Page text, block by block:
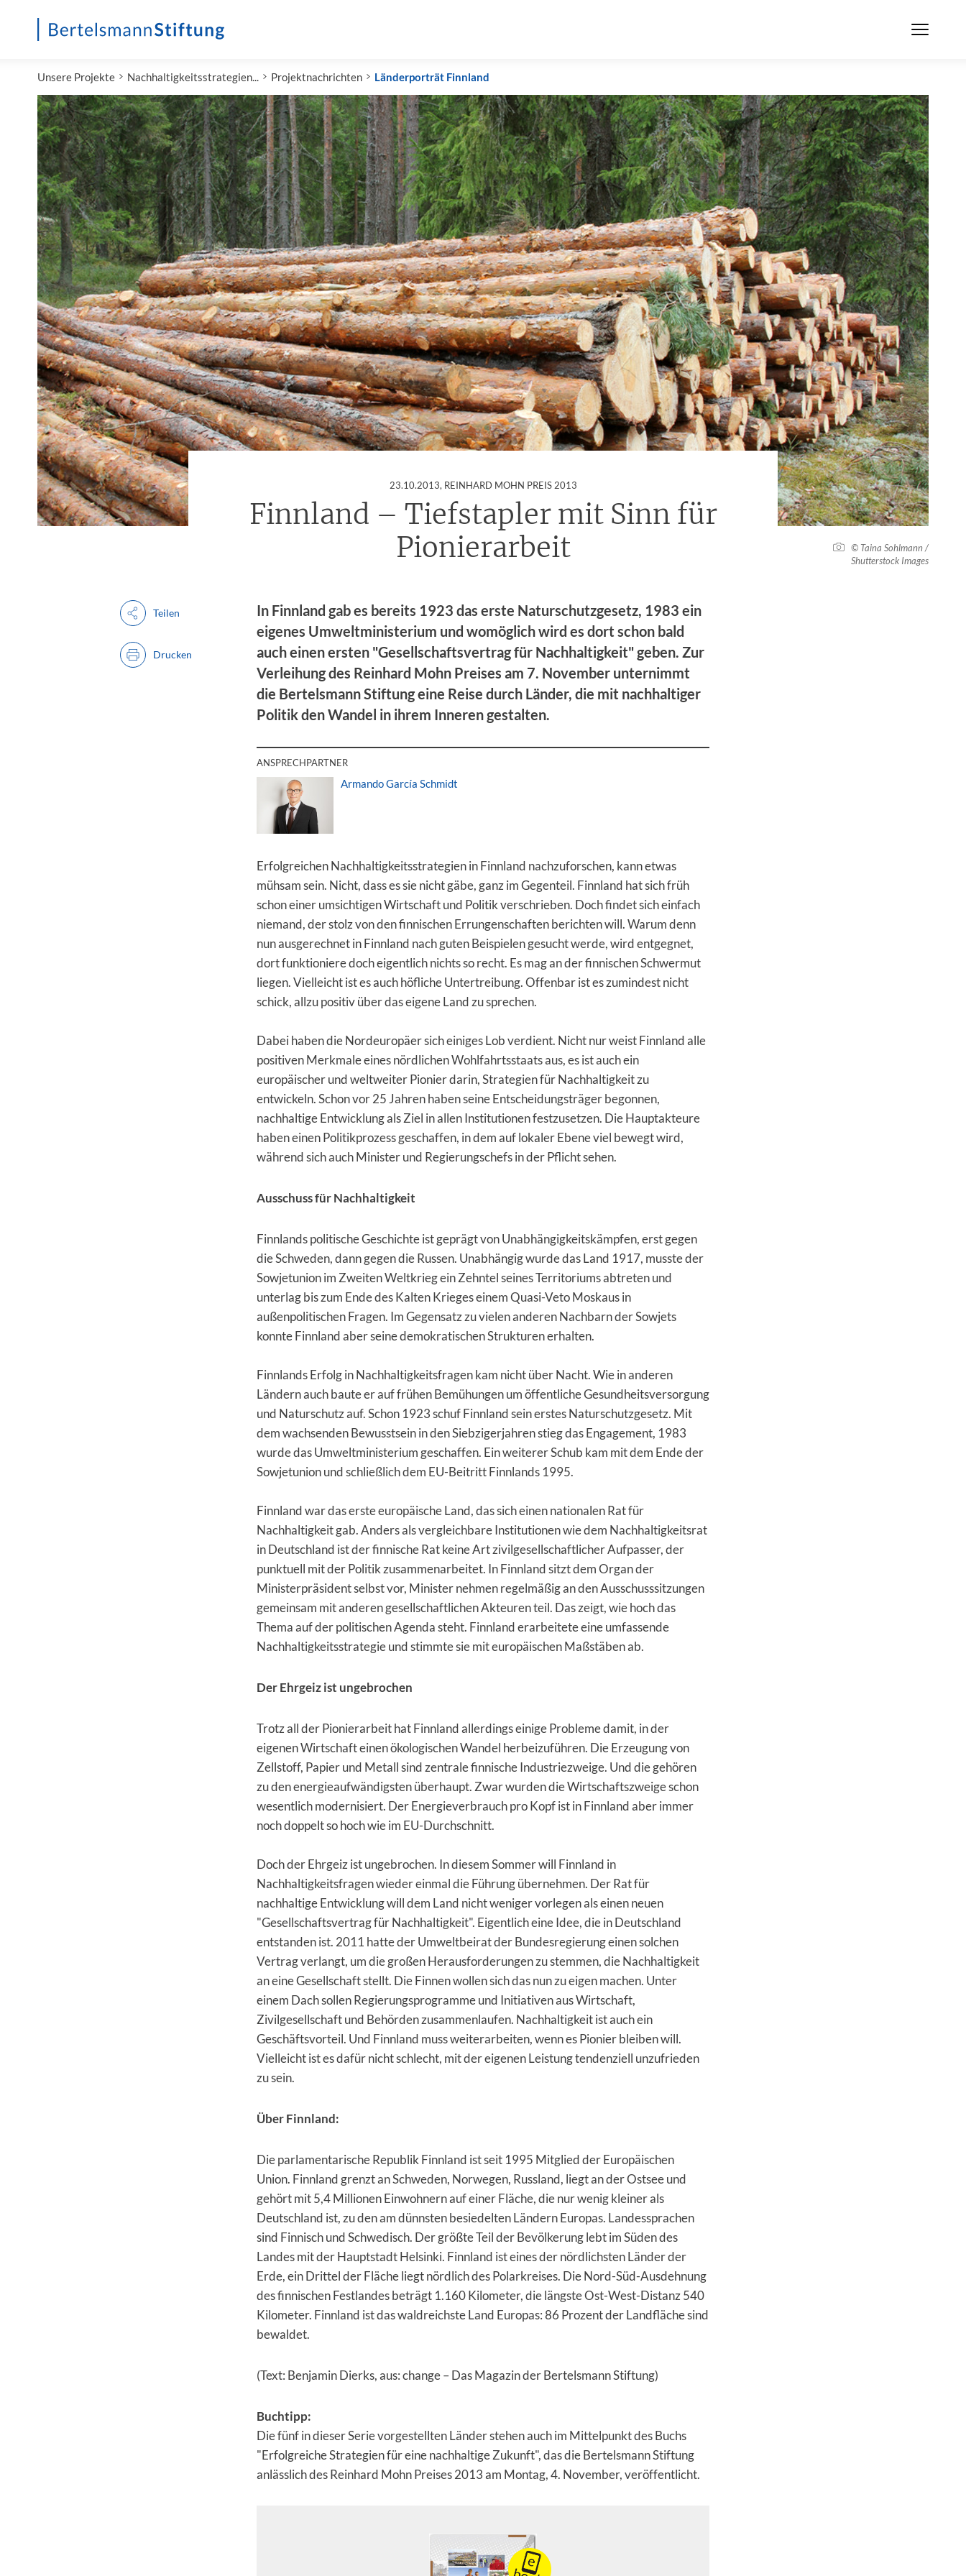
Unsere Projekte Nachhaltigkeitsstrategien... Projektnachrichten Länderporträt Finnland
© Taina Sohlmann /
Shutterstock Images
23.10.2013, REINHARD MOHN PREIS 2013:
Finnland – Tiefstapler mit Sinn für
Pionierarbeit
In Finnland gab es bereits 1923 das erste Naturschutzgesetz, 1983 ein
eigenes Umweltministerium und womöglich wird es dort schon bald
auch einen ersten "Gesellschaftsvertrag für Nachhaltigkeit" geben. Zur
Verleihung des Reinhard Mohn Preises am 7. November unternimmt
die Bertelsmann Stiftung eine Reise durch Länder, die mit nachhaltiger
Politik den Wandel in ihrem Inneren gestalten.
Teilen
Drucken
ANSPRECHPARTNER
Armando García Schmidt
Erfolgreichen Nachhaltigkeitsstrategien in Finnland nachzuforschen, kann etwas
mühsam sein. Nicht, dass es sie nicht gäbe, ganz im Gegenteil. Finnland hat sich früh
schon einer umsichtigen Wirtschaft und Politik verschrieben. Doch findet sich einfach
niemand, der stolz von den finnischen Errungenschaften berichten will. Warum denn
nun ausgerechnet in Finnland nach guten Beispielen gesucht werde, wird entgegnet,
dort funktioniere doch eigentlich nichts so recht. Es mag an der finnischen Schwermut
liegen. Vielleicht ist es auch höfliche Untertreibung. Offenbar ist es zumindest nicht
schick, allzu positiv über das eigene Land zu sprechen.
Dabei haben die Nordeuropäer sich einiges Lob verdient. Nicht nur weist Finnland alle
positiven Merkmale eines nördlichen Wohlfahrtsstaats aus, es ist auch ein
europäischer und weltweiter Pionier darin, Strategien für Nachhaltigkeit zu
entwickeln. Schon vor 25 Jahren haben seine Entscheidungsträger begonnen,
nachhaltige Entwicklung als Ziel in allen Institutionen festzusetzen. Die Hauptakteure
haben einen Politikprozess geschaffen, in dem auf lokaler Ebene viel bewegt wird,
während sich auch Minister und Regierungschefs in der Pflicht sehen.
Ausschuss für Nachhaltigkeit
Finnlands politische Geschichte ist geprägt von Unabhängigkeitskämpfen, erst gegen
die Schweden, dann gegen die Russen. Unabhängig wurde das Land 1917, musste der
Sowjetunion im Zweiten Weltkrieg ein Zehntel seines Territoriums abtreten und
unterlag bis zum Ende des Kalten Krieges einem Quasi-Veto Moskaus in
außenpolitischen Fragen. Im Gegensatz zu vielen anderen Nachbarn der Sowjets
konnte Finnland aber seine demokratischen Strukturen erhalten.
Finnlands Erfolg in Nachhaltigkeitsfragen kam nicht über Nacht. Wie in anderen
Ländern auch baute er auf frühen Bemühungen um öffentliche Gesundheitsversorgung
und Naturschutz auf. Schon 1923 schuf Finnland sein erstes Naturschutzgesetz. Mit
dem wachsenden Bewusstsein in den Siebzigerjahren stieg das Engagement, 1983
wurde das Umweltministerium geschaffen. Ein weiterer Schub kam mit dem Ende der
Sowjetunion und schließlich dem EU-Beitritt Finnlands 1995.
Finnland war das erste europäische Land, das sich einen nationalen Rat für
Nachhaltigkeit gab. Anders als vergleichbare Institutionen wie dem Nachhaltigkeitsrat
in Deutschland ist der finnische Rat keine Art zivilgesellschaftlicher Aufpasser, der
punktuell mit der Politik zusammenarbeitet. In Finnland sitzt dem Organ der
Ministerpräsident selbst vor, Minister nehmen regelmäßig an den Ausschusssitzungen
gemeinsam mit anderen gesellschaftlichen Akteuren teil. Das zeigt, wie hoch das
Thema auf der politischen Agenda steht. Finnland erarbeitete eine umfassende
Nachhaltigkeitsstrategie und stimmte sie mit europäischen Maßstäben ab.
Der Ehrgeiz ist ungebrochen
Trotz all der Pionierarbeit hat Finnland allerdings einige Probleme damit, in der
eigenen Wirtschaft einen ökologischen Wandel herbeizuführen. Die Erzeugung von
Zellstoff, Papier und Metall sind zentrale finnische Industriezweige. Und die gehören
zu den energieaufwändigsten überhaupt. Zwar wurden die Wirtschaftszweige schon
wesentlich modernisiert. Der Energieverbrauch pro Kopf ist in Finnland aber immer
noch doppelt so hoch wie im EU-Durchschnitt.
Doch der Ehrgeiz ist ungebrochen. In diesem Sommer will Finnland in
Nachhaltigkeitsfragen wieder einmal die Führung übernehmen. Der Rat für
nachhaltige Entwicklung will dem Land nicht weniger vorlegen als einen neuen
"Gesellschaftsvertrag für Nachhaltigkeit". Eigentlich eine Idee, die in Deutschland
entstanden ist. 2011 hatte der Umweltbeirat der Bundesregierung einen solchen
Vertrag verlangt, um die großen Herausforderungen zu stemmen, die Nachhaltigkeit
an eine Gesellschaft stellt. Die Finnen wollen sich das nun zu eigen machen. Unter
einem Dach sollen Regierungsprogramme und Initiativen aus Wirtschaft,
Zivilgesellschaft und Behörden zusammenlaufen. Nachhaltigkeit ist auch ein
Geschäftsvorteil. Und Finnland muss weiterarbeiten, wenn es Pionier bleiben will.
Vielleicht ist es dafür nicht schlecht, mit der eigenen Leistung tendenziell unzufrieden
zu sein.
Über Finnland:
Die parlamentarische Republik Finnland ist seit 1995 Mitglied der Europäischen
Union. Finnland grenzt an Schweden, Norwegen, Russland, liegt an der Ostsee und
gehört mit 5,4 Millionen Einwohnern auf einer Fläche, die nur wenig kleiner als
Deutschland ist, zu den am dünnsten besiedelten Ländern Europas. Landessprachen
sind Finnisch und Schwedisch. Der größte Teil der Bevölkerung lebt im Süden des
Landes mit der Hauptstadt Helsinki. Finnland ist eines der nördlichsten Länder der
Erde, ein Drittel der Fläche liegt nördlich des Polarkreises. Die Nord-Süd-Ausdehnung
des finnischen Festlandes beträgt 1.160 Kilometer, die längste Ost-West-Distanz 540
Kilometer. Finnland ist das waldreichste Land Europas: 86 Prozent der Landfläche sind
bewaldet.
(Text: Benjamin Dierks, aus: change – Das Magazin der Bertelsmann Stiftung)
Buchtipp:
Die fünf in dieser Serie vorgestellten Länder stehen auch im Mittelpunkt des Buchs
"Erfolgreiche Strategien für eine nachhaltige Zukunft", das die Bertelsmann Stiftung
anlässlich des Reinhard Mohn Preises 2013 am Montag, 4. November, veröffentlicht.